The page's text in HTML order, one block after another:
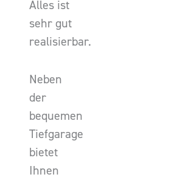
Alles ist
sehr gut
realisierbar.
Neben
der
bequemen
Tiefgarage
bietet
Ihnen